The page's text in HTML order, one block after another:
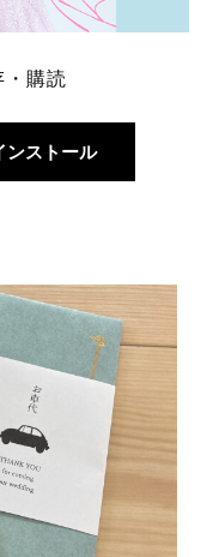
購読
ンストール